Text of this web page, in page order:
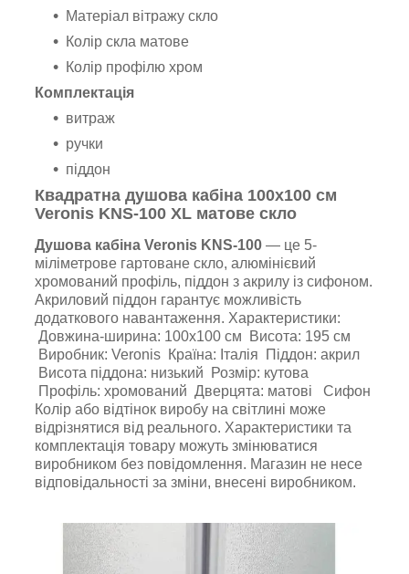
Матеріал вітражу скло
Колір скла матове
Колір профілю хром
Комплектація
витраж
ручки
піддон
Квадратна душова кабіна 100х100 см
Veronis KNS-100 XL матове скло
Душова кабіна Veronis KNS-100 — це 5-
міліметрове гартоване скло, алюмінієвий
хромований профіль, піддон з акрилу із сифоном.
Акриловий піддон гарантує можливість
додаткового навантаження. Характеристики:
Довжина-ширина: 100х100 см Висота: 195 см
Виробник: Veronis Країна: Італія Піддон: акрил
Висота піддона: низький Розмір: кутова
Профіль: хромований Дверцята: матові Сифон
Колір або відтінок виробу на світлині може
відрізнятися від реального. Характеристики та
комплектація товару можуть змінюватися
виробником без повідомлення. Магазин не несе
відповідальності за зміни, внесені виробником.